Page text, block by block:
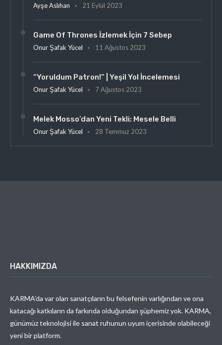
Ayşe Aslıhan 21 Eylül 2023
Game Of Thrones İzlemek İçin 7 Sebep
Onur Şafak Yücel 11 Ağustos 2023
“Yoruldum Patron!” | Yeşil Yol İncelemesi
Onur Şafak Yücel 7 Ağustos 2023
Melek Mosso’dan Yeni Tekli: Mesele Belli
Onur Şafak Yücel 28 Temmuz 2023
HAKKIMIZDA
KARMA’da var olan sanatçıların bu felsefenin varlığından ve ona
katacağı katkıların da farkında olduğundan şüphemiz yok. KARMA,
günümüz teknolojisi ile sanat ruhunun uyum içerisinde olabileceği
yeni bir platform.